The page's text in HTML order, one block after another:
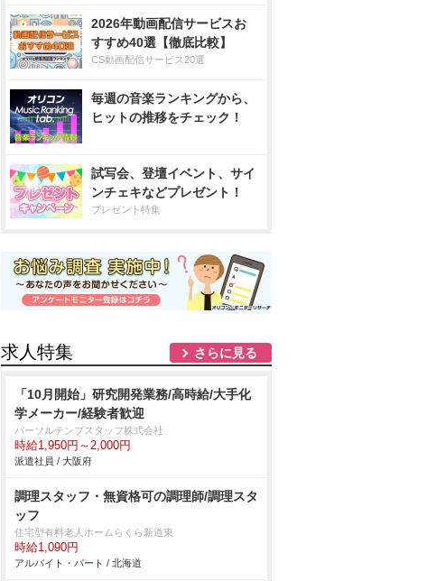
2026年動画配信サービスお
すすめ40選【徹底比較】
CS動画配信サービス20選
毎週の音楽ランキングから、
ヒットの推移をチェック！
試写会、登壇イベント、サイ
ンチェキなどプレゼント！
プレゼント特集
求人特集 さらに見る
「10月開始」研究開発業務/高時給/大手化
学メーカー/経験者歓迎
パーソルテンプスタッフ株式会社
時給1,950円～2,000円
派遣社員 / 大阪府
調理スタッフ・無資格可の調理師/調理スタ
ッフ
住宅型有料老人ホームらくら新道東
時給1,090円
アルバイト・パート / 北海道